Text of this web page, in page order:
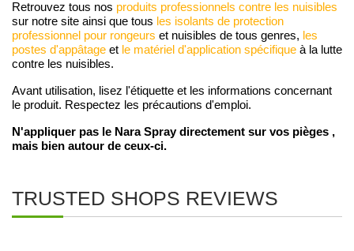
Retrouvez tous nos produits professionnels contre les nuisibles
sur notre site ainsi que tous les isolants de protection
professionnel pour rongeurs et nuisibles de tous genres, les
postes d'appâtage et le matériel d'application spécifique à la lutte
contre les nuisibles.
Avant utilisation, lisez l'étiquette et les informations concernant
le produit. Respectez les précautions d'emploi.
N'appliquer pas le Nara Spray directement sur vos pièges ,
mais bien autour de ceux-ci.
TRUSTED SHOPS REVIEWS